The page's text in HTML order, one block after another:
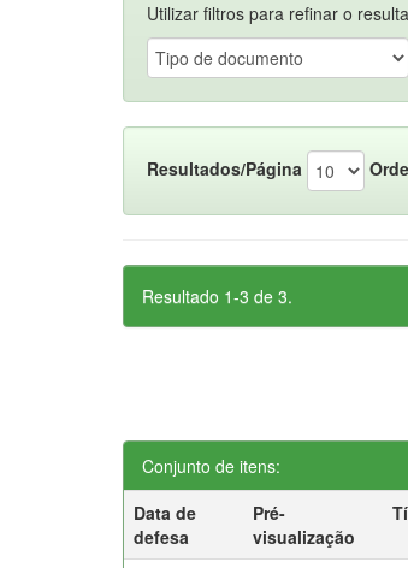
Utilizar filtros para refinar o
Resultados/Página
Resultado 1-3 de 3.
Conjunto de itens:
Data de
defesa
Pré-
visualização